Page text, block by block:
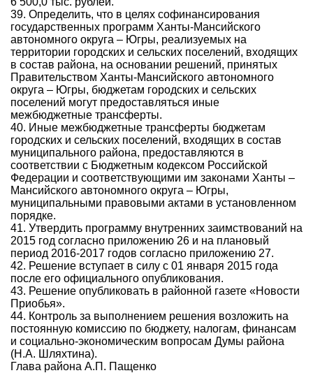
39. Определить, что в целях софинансирования
государственных программ Ханты-Мансийского
автономного округа – Югры, реализуемых на
территории городских и сельских поселений, входящих
в состав района, на основании решений, принятых
Правительством Ханты-Мансийского автономного
округа – Югры, бюджетам городских и сельских
поселений могут предоставляться иные
межбюджетные трансферты.
40. Иные межбюджетные трансферты бюджетам
городских и сельских поселений, входящих в состав
муниципального района, предоставляются в
соответствии с Бюджетным кодексом Российской
Федерации и соответствующими им законами Ханты –
Мансийского автономного округа – Югры,
муниципальными правовыми актами в установленном
порядке.
41. Утвердить программу внутренних заимствований на
2015 год согласно приложению 26 и на плановый
период 2016-2017 годов согласно приложению 27.
42. Решение вступает в силу с 01 января 2015 года
после его официального опубликования.
43. Решение опубликовать в районной газете «Новости
Приобья».
44. Контроль за выполнением решения возложить на
постоянную комиссию по бюджету, налогам, финансам
и социально-экономическим вопросам Думы района
(Н.А. Шляхтина).
Глава района А.П. Пащенко